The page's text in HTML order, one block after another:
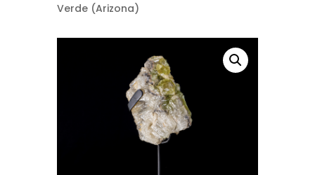
Verde (Arizona)